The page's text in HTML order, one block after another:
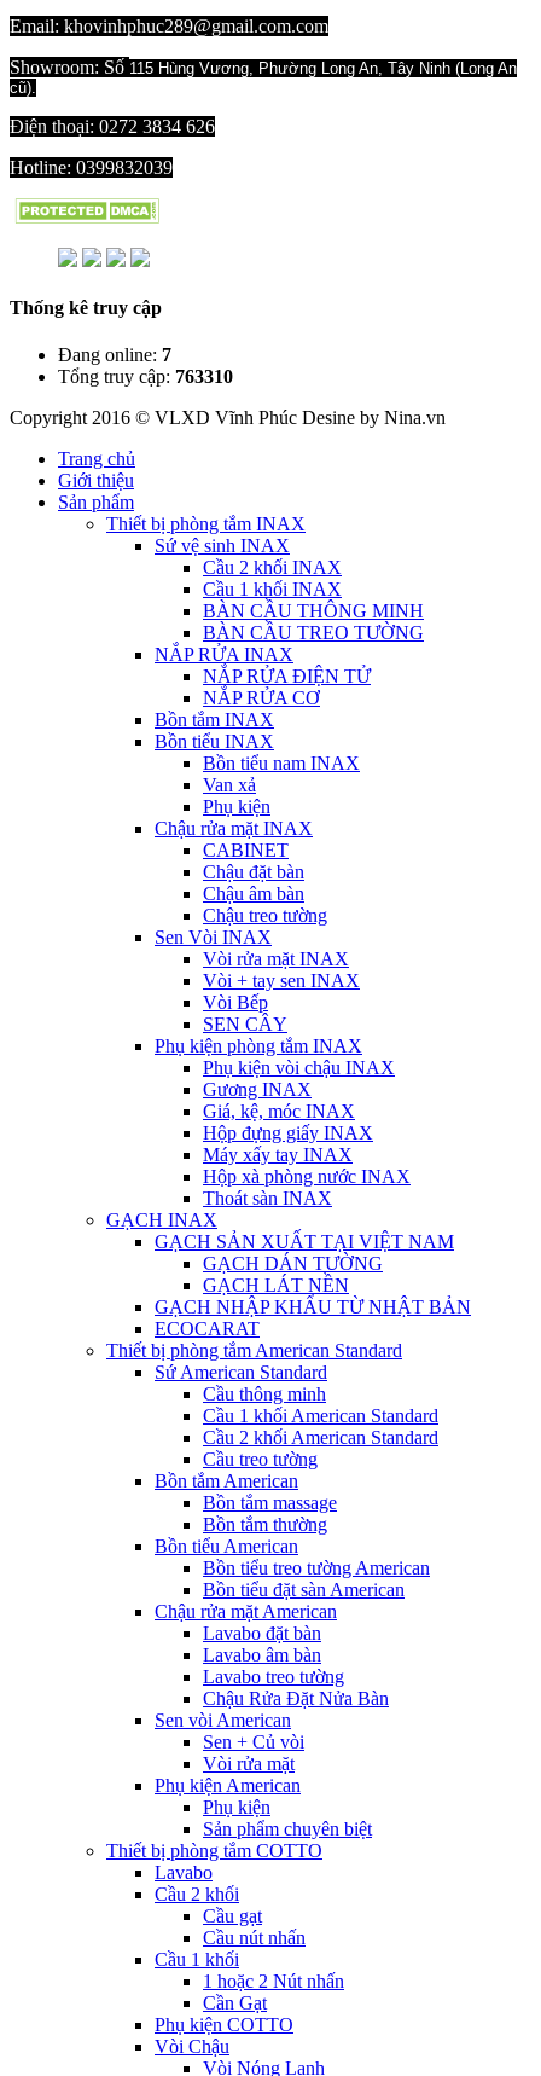
Email: khovinhphuc289@gmail.com.com
Showroom: Số 115 Hùng Vương, Phường Long An, Tây Ninh (Long An
cũ).
Điện thoại: 0272 3834 626
Hotline: 0399832039
Thống kê truy cập
Đang online: 7
Tổng truy cập: 763310
Copyright 2016 © VLXD Vĩnh Phúc Desine by Nina.vn
Trang chủ
Giới thiệu
Sản phẩm
Thiết bị phòng tắm INAX
Sứ vệ sinh INAX
Cầu 2 khối INAX
Cầu 1 khối INAX
BÀN CẦU THÔNG MINH
BÀN CẦU TREO TƯỜNG
NẮP RỬA INAX
NẮP RỬA ĐIỆN TỬ
NẮP RỬA CƠ
Bồn tắm INAX
Bồn tiểu INAX
Bồn tiểu nam INAX
Van xả
Phụ kiện
Chậu rửa mặt INAX
CABINET
Chậu đặt bàn
Chậu âm bàn
Chậu treo tường
Sen Vòi INAX
Vòi rửa mặt INAX
Vòi + tay sen INAX
Vòi Bếp
SEN CÂY
Phụ kiện phòng tắm INAX
Phụ kiện vòi chậu INAX
Gương INAX
Giá, kệ, móc INAX
Hộp đựng giấy INAX
Máy xấy tay INAX
Hộp xà phòng nước INAX
Thoát sàn INAX
GẠCH INAX
GẠCH SẢN XUẤT TẠI VIỆT NAM
GẠCH DÁN TƯỜNG
GẠCH LÁT NỀN
GẠCH NHẬP KHẨU TỪ NHẬT BẢN
ECOCARAT
Thiết bị phòng tắm American Standard
Sứ American Standard
Cầu thông minh
Cầu 1 khối American Standard
Cầu 2 khối American Standard
Cầu treo tường
Bồn tắm American
Bồn tắm massage
Bồn tắm thường
Bồn tiểu American
Bồn tiểu treo tường American
Bồn tiểu đặt sàn American
Chậu rửa mặt American
Lavabo đặt bàn
Lavabo âm bàn
Lavabo treo tường
Chậu Rửa Đặt Nửa Bàn
Sen vòi American
Sen + Củ vòi
Vòi rửa mặt
Phụ kiện American
Phụ kiện
Sản phẩm chuyên biệt
Thiết bị phòng tắm COTTO
Lavabo
Cầu 2 khối
Cầu gạt
Cầu nút nhấn
Cầu 1 khối
1 hoặc 2 Nút nhấn
Cần Gạt
Phụ kiện COTTO
Vòi Chậu
Vòi Nóng Lạnh